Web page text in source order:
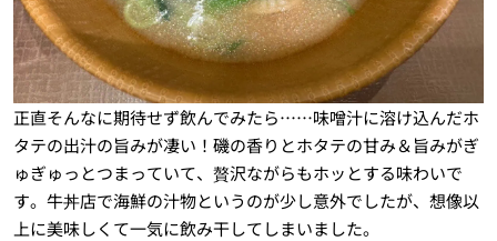
正直そんなに期待せず飲んでみたら……味噌汁に溶け込んだホ
タテの出汁の旨みが凄い！磯の香りとホタテの甘み＆旨みがぎ
ゅぎゅっとつまっていて、贅沢ながらもホッとする味わいで
す。牛丼店で海鮮の汁物というのが少し意外でしたが、想像以
上に美味しくて一気に飲み干してしまいました。